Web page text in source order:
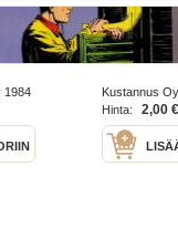
Kustannus
1984
Tex Willer
Kustannus
Hinta:
2,00 €